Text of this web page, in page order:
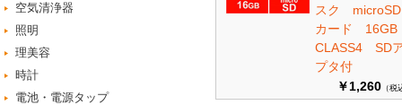
空気清浄器
照明
理美容
時計
電池・電源タップ
スク
カード
CLASS4 SD
プタ付
￥1,260 （税